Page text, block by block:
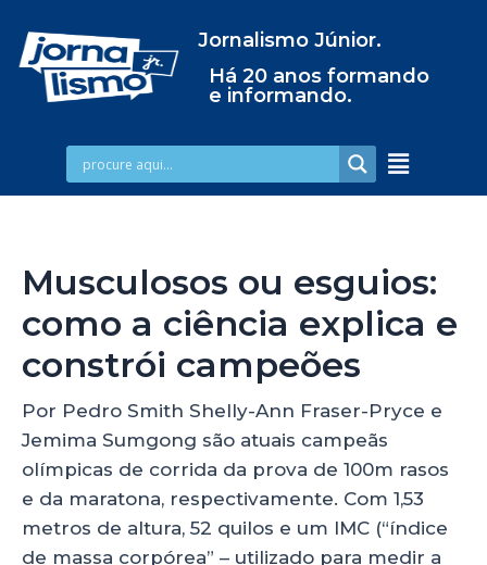
Jornalismo Júnior.
Há 20 anos formando
e informando.
Musculosos ou esguios:
como a ciência explica e
constrói campeões
Por Pedro Smith Shelly-Ann Fraser-Pryce e
Jemima Sumgong são atuais campeãs
olímpicas de corrida da prova de 100m rasos
e da maratona, respectivamente. Com 1,53
metros de altura, 52 quilos e um IMC (“índice
de massa corpórea” – utilizado para medir a